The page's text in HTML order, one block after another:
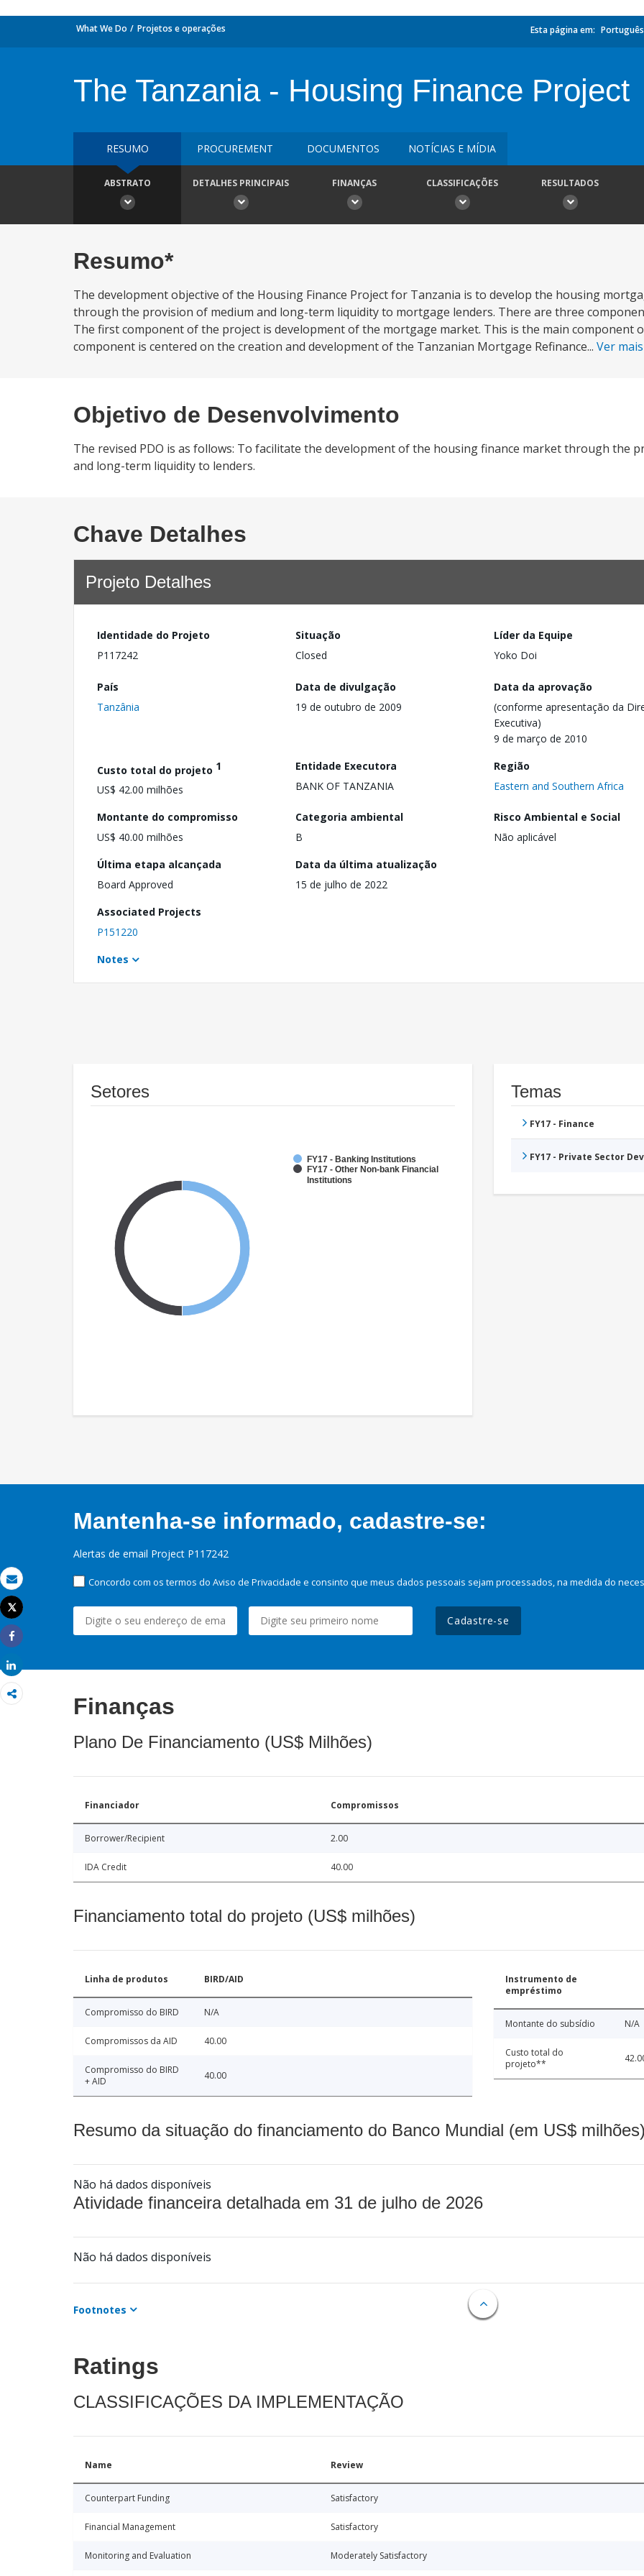
Email
Imprimir
Tweet
Share
What We Do Projetos e operações Esta página em: Português
The Tanzania - Housing Finance Project
RESUMO PROCUREMENT DOCUMENTOS NOTÍCIAS E MÍDIA
ABSTRATO DETALHES PRINCIPAIS FINANÇAS CLASSIFICAÇÕES RESULTADOS
Resumo*
The development objective of the Housing Finance Project for Tanzania is to develop the housing
through the provision of medium and long-term liquidity to mortgage lenders. There are three
The first component of the project is development of the mortgage market. This is the main component
component is centered on the creation and development of the Tanzanian Mortgage Refinance... Ver mais
Objetivo de Desenvolvimento
The revised PDO is as follows: To facilitate the development of the housing finance market through the
and long-term liquidity to lenders.
Chave Detalhes
Projeto Detalhes
Identidade do Projeto
P117242
Situação
Closed
Líder da Equipe
Yoko Doi
País
Tanzânia
Data de divulgação
19 de outubro de 2009
Data da aprovação
(conforme apresentação da
Executiva)
9 de março de 2010
Custo total do projeto 1
US$ 42.00 milhões
Entidade Executora
BANK OF TANZANIA
Região
Eastern and Southern Africa
Montante do compromisso
US$ 40.00 milhões
Categoria ambiental
B
Risco Ambiental e Social
Não aplicável
Última etapa alcançada
Board Approved
Data da última atualização
15 de julho de 2022
Associated Projects
P151220
Notes
Setores
FY17 - Banking Institutions
FY17 - Other Non-bank Financial
Institutions
Temas
FY17 - Finance
FY17 - Private Sector
Mantenha-se informado, cadastre-se:
Alertas de email Project P117242
Concordo com os termos do Aviso de Privacidade e consinto que meus dados pessoais sejam processados, na medida do
Cadastre-se
Finanças
Plano De Financiamento (US$ Milhões)
Financiador Compromissos
Borrower/Recipient 2.00
IDA Credit 40.00
Financiamento total do projeto (US$ milhões)
Linha de produtos BIRD/AID
Compromisso do BIRD N/A
Compromissos da AID 40.00
Compromisso do BIRD
+ AID
40.00
Instrumento de
empréstimo
Montante do subsídio N/A
Custo total do
projeto**
Resumo da situação do financiamento do Banco Mundial (em US$
Não há dados disponíveis
Atividade financeira detalhada em 31 de julho de 2026
Não há dados disponíveis
Footnotes
Ratings
CLASSIFICAÇÕES DA IMPLEMENTAÇÃO
Name Review
Counterpart Funding Satisfactory
Financial Management Satisfactory
Monitoring and Evaluation Moderately Satisfactory